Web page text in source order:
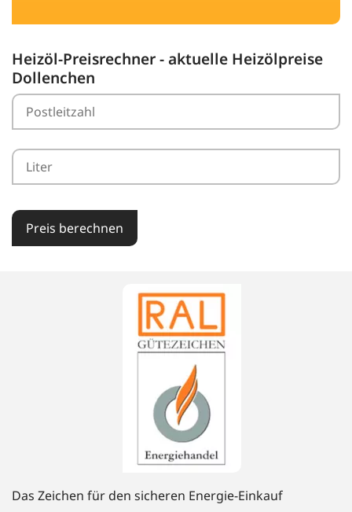
Heizöl-Preisrechner - aktuelle Heizölpreise
Dollenchen
Preis berechnen
Das Zeichen für den sicheren Energie-Einkauf